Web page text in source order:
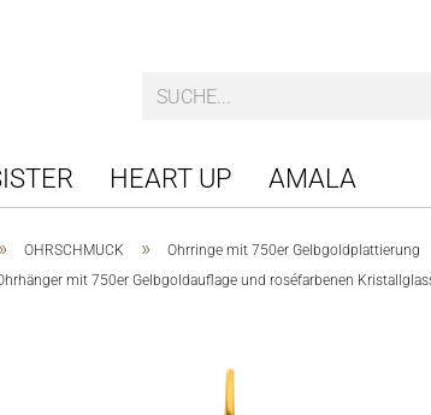
HEART UP AMALA
» OHRSCHMUCK » Ohrringe mit 750er Gelbgoldplattierung
mit 750er Gelbgoldauflage und roséfarbenen